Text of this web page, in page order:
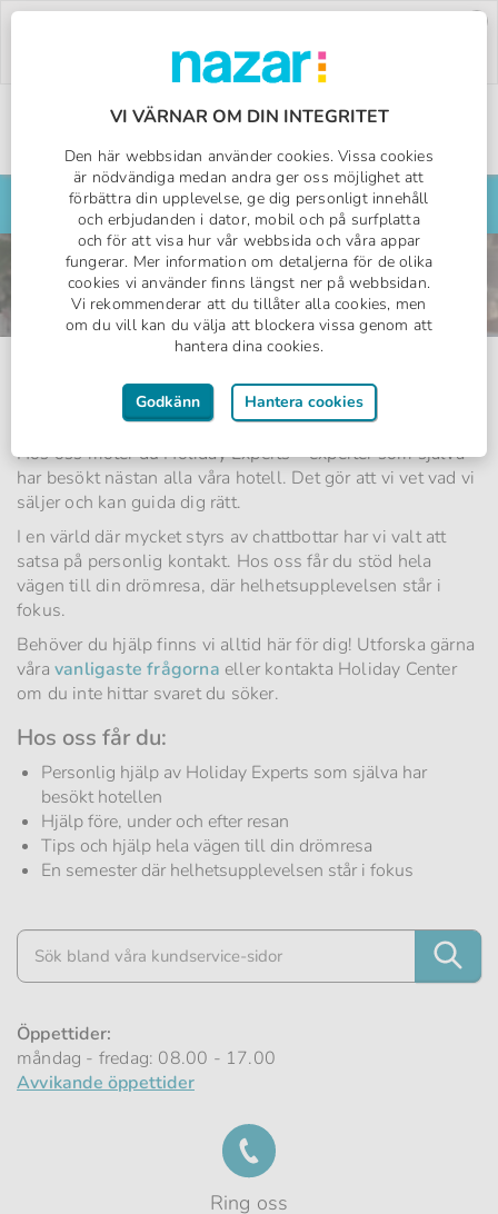
Använd koden:PW26. Boka nu »
Nazar logotyp
Sveriges All Inclusive-specialist
Sök din resa här
Kontakta oss
Vi hjälper dig hela vägen till din drömresa
Hos oss möter du Holiday Experts – experter som själva
har besökt nästan alla våra hotell. Det gör att vi vet vad vi
säljer och kan guida dig rätt.
I en värld där mycket styrs av chattbottar har vi valt att
satsa på personlig kontakt. Hos oss får du stöd hela
vägen till din drömresa, där helhetsupplevelsen står i
fokus.
Behöver du hjälp finns vi alltid här för dig! Utforska gärna
våra vanligaste frågorna eller kontakta Holiday Center
om du inte hittar svaret du söker.
Hos oss får du:
Personlig hjälp av Holiday Experts som själva har
besökt hotellen
Hjälp före, under och efter resan
Tips och hjälp hela vägen till din drömresa
En semester där helhetsupplevelsen står i fokus
Öppettider:
måndag - fredag: 08.00 - 17.00
Avvikande öppettider
Ring oss
VI VÄRNAR OM DIN INTEGRITET
Den här webbsidan använder cookies. Vissa cookies
är nödvändiga medan andra ger oss möjlighet att
förbättra din upplevelse, ge dig personligt innehåll
och erbjudanden i dator, mobil och på surfplatta
och för att visa hur vår webbsida och våra appar
fungerar. Mer information om detaljerna för de olika
cookies vi använder finns längst ner på webbsidan.
Vi rekommenderar att du tillåter alla cookies, men
om du vill kan du välja att blockera vissa genom att
hantera dina cookies.
Godkänn Hantera cookies